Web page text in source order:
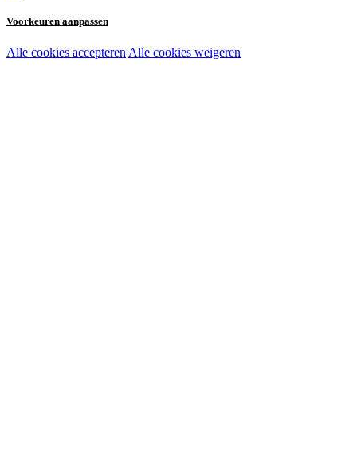
Voorkeuren aanpassen
Noodzakelijke cookies:
Alle cookies accepteren Alle cookies weigeren